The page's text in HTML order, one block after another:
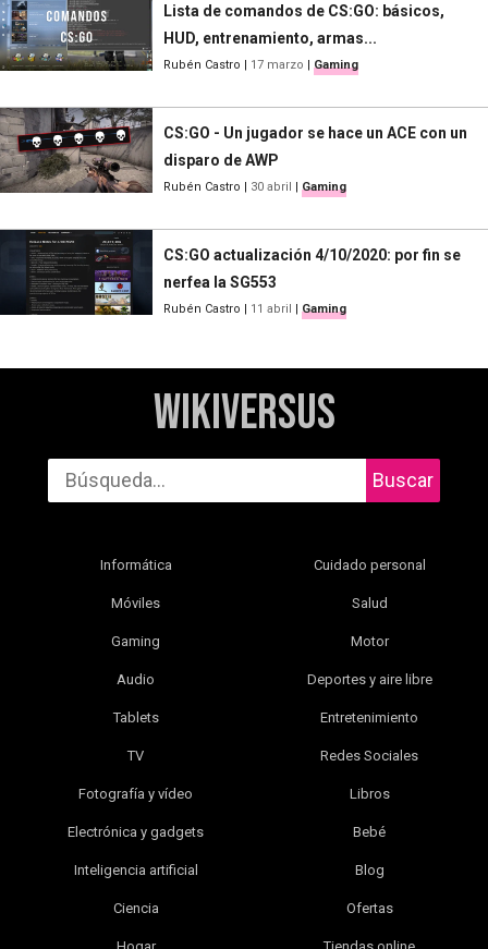
Lista de comandos de CS:GO: básicos,
HUD, entrenamiento, armas...
Rubén Castro | 17 marzo | Gaming
CS:GO - Un jugador se hace un ACE con un
disparo de AWP
Rubén Castro | 30 abril | Gaming
CS:GO actualización 4/10/2020: por fin se
nerfea la SG553
Rubén Castro | 11 abril | Gaming
WikiVersus
Buscar
Informática
Móviles
Gaming
Audio
Tablets
TV
Fotografía y vídeo
Electrónica y gadgets
Inteligencia artificial
Ciencia
Hogar
Cuidado personal
Salud
Motor
Deportes y aire libre
Entretenimiento
Redes Sociales
Libros
Bebé
Blog
Ofertas
Tiendas online